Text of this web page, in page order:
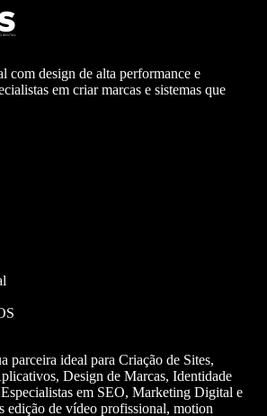
com design de alta performance e
em criar marcas e sistemas que
parceira ideal para Criação de Sites,
Design de Marcas, Identidade
em SEO, Marketing Digital e
edição de vídeo profissional, motion